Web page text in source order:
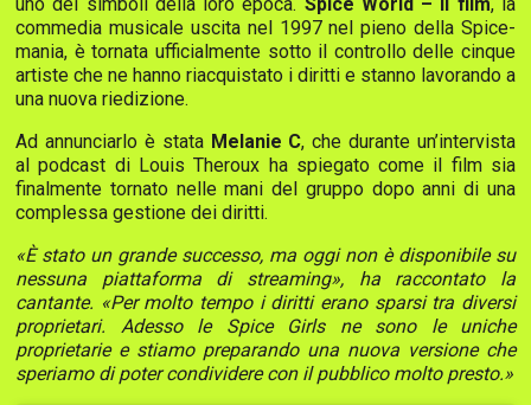
commedia musicale uscita nel 1997 nel pieno della Spice-
mania, è tornata ufficialmente sotto il controllo delle cinque
artiste che ne hanno riacquistato i diritti e stanno lavorando a
una nuova riedizione.
Ad annunciarlo è stata Melanie C, che durante un’intervista
al podcast di Louis Theroux ha spiegato come il film sia
finalmente tornato nelle mani del gruppo dopo anni di una
complessa gestione dei diritti.
«È stato un grande successo, ma oggi non è disponibile su
nessuna piattaforma di streaming», ha raccontato la
cantante. «Per molto tempo i diritti erano sparsi tra diversi
proprietari. Adesso le Spice Girls ne sono le uniche
proprietarie e stiamo preparando una nuova versione che
speriamo di poter condividere con il pubblico molto presto.»